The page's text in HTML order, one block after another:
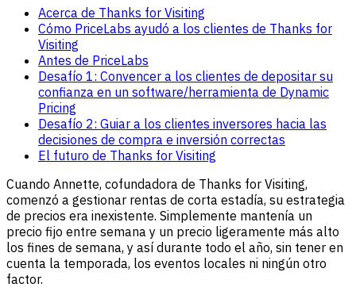
Acerca de Thanks for Visiting
Cómo PriceLabs ayudó a los clientes de Thanks for
Visiting
Antes de PriceLabs
Desafío 1: Convencer a los clientes de depositar su
confianza en un software/herramienta de Dynamic
Pricing
Desafío 2: Guiar a los clientes inversores hacia las
decisiones de compra e inversión correctas
El futuro de Thanks for Visiting
Cuando Annette, cofundadora de Thanks for Visiting,
comenzó a gestionar rentas de corta estadía, su estrategia
de precios era inexistente. Simplemente mantenía un
precio fijo entre semana y un precio ligeramente más alto
los fines de semana, y así durante todo el año, sin tener en
cuenta la temporada, los eventos locales ni ningún otro
factor.